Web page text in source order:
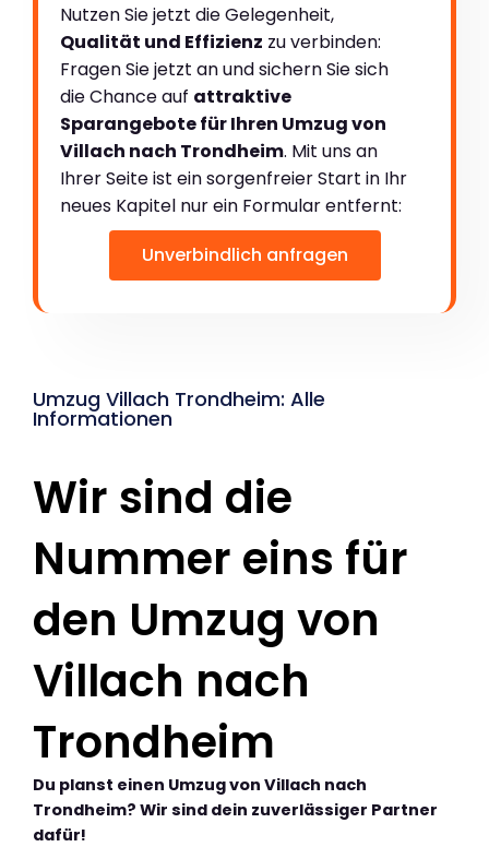
Nutzen Sie jetzt die Gelegenheit,
Qualität und Effizienz zu verbinden:
Fragen Sie jetzt an und sichern Sie sich
die Chance auf attraktive
Sparangebote für Ihren Umzug von
Villach nach Trondheim. Mit uns an
Ihrer Seite ist ein sorgenfreier Start in Ihr
neues Kapitel nur ein Formular entfernt:
Unverbindlich anfragen
Umzug Villach Trondheim: Alle
Informationen
Wir sind die
Nummer eins für
den Umzug von
Villach nach
Trondheim
Du planst einen Umzug von Villach nach
Trondheim? Wir sind dein zuverlässiger Partner
dafür!